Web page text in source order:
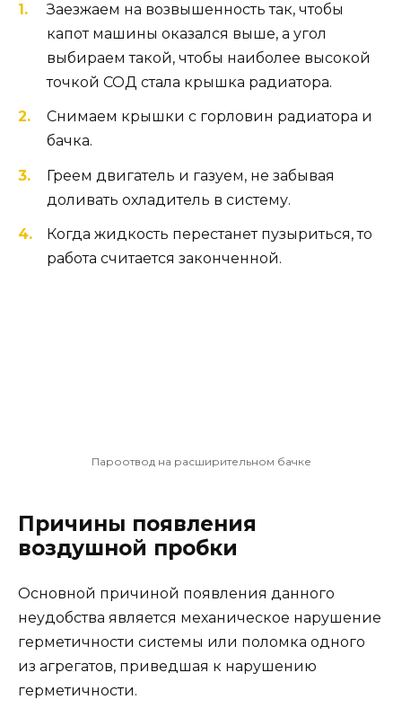
Заезжаем на возвышенность так, чтобы
капот машины оказался выше, а угол
выбираем такой, чтобы наиболее высокой
точкой СОД стала крышка радиатора.
Снимаем крышки с горловин радиатора и
бачка.
Греем двигатель и газуем, не забывая
доливать охладитель в систему.
Когда жидкость перестанет пузыриться, то
работа считается законченной.
Пароотвод на расширительном бачке
Причины появления
воздушной пробки
Основной причиной появления данного
неудобства является механическое нарушение
герметичности системы или поломка одного
из агрегатов, приведшая к нарушению
герметичности.